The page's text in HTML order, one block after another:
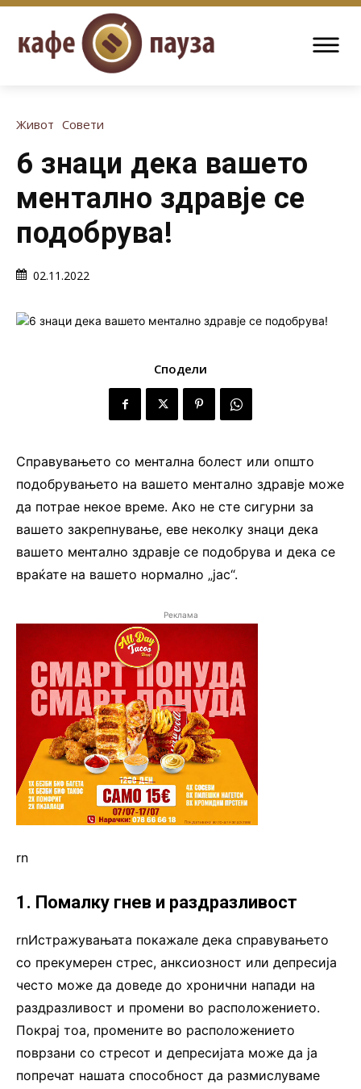
Живот Совети
6 знаци дека вашето
ментално здравје се
подобрува!
02.11.2022
Сподели
Справувањето со ментална болест или општо
подобрувањето на вашето ментално здравје може
да потрае некое време. Ако не сте сигурни за
вашето закрепнување, еве неколку знаци дека
вашето ментално здравје се подобрува и дека се
враќате на вашето нормално „јас“.
Реклама
rn
1. Помалку гнев и раздразливост
rnИстражувањата покажале дека справувањето
со прекумерен стрес, анксиозност или депресија
често може да доведе до хронични напади на
раздразливост и промени во расположението.
Покрај тоа, промените во расположението
поврзани со стресот и депресијата може да ја
попречат нашата способност да размислуваме